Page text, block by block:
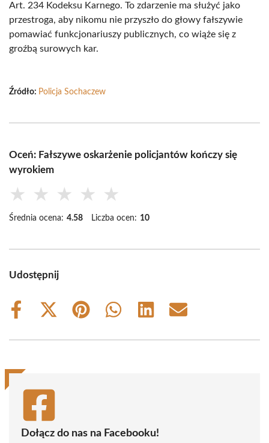
Art. 234 Kodeksu Karnego. To zdarzenie ma służyć jako
przestroga, aby nikomu nie przyszło do głowy fałszywie
pomawiać funkcjonariuszy publicznych, co wiąże się z
groźbą surowych kar.
Źródło: Policja Sochaczew
Oceń: Fałszywe oskarżenie policjantów kończy się
wyrokiem
★ ★ ★ ★ ★
Średnia ocena: 4.58 Liczba ocen: 10
Udostępnij
Share
Share
(Twitter)
Share
Share
Share
Share
Dołącz do nas na Facebooku!